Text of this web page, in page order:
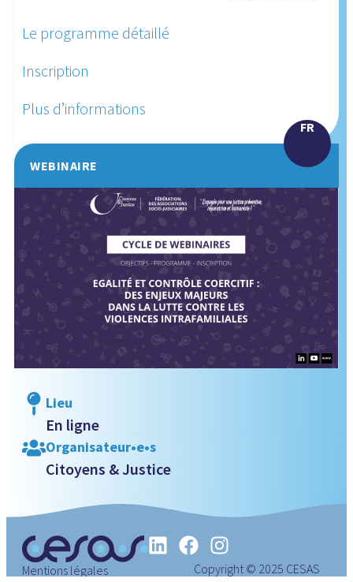
Le programme détaillé
Inscription
Plus d’informations
WEBINAIRE
FR
Lieu
En ligne
Organisateur•e•s
Citoyens & Justice
Copyright © 2025 CESAS
Mentions légales